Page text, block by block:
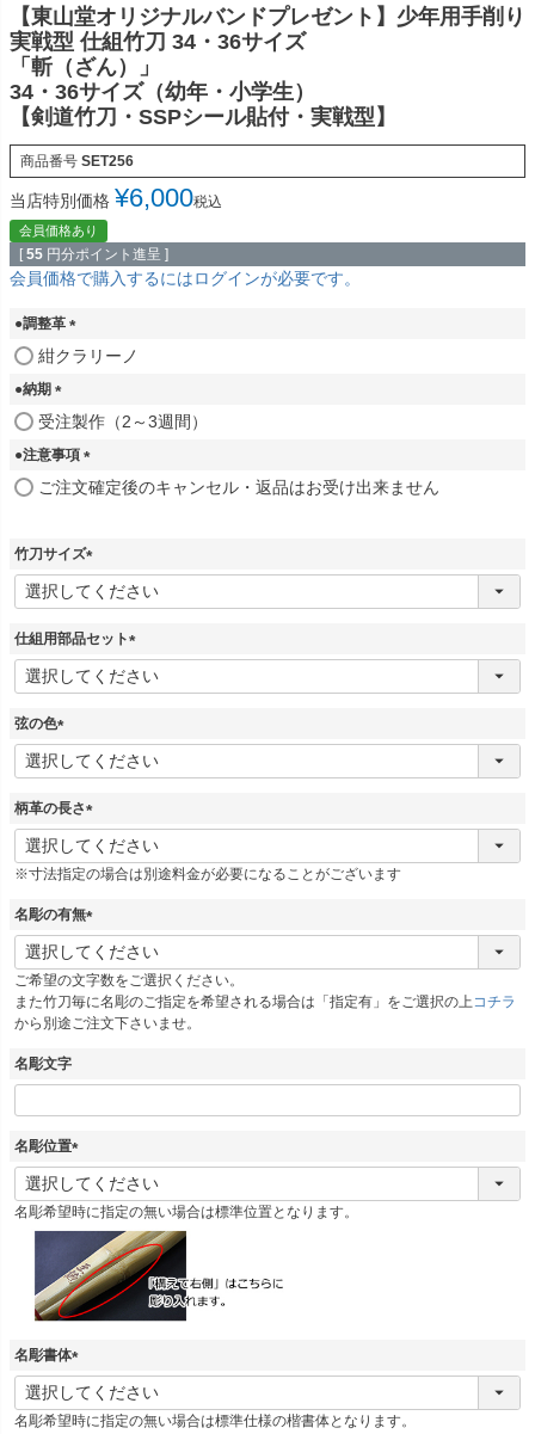
【東山堂オリジナルバンドプレゼント】少年用手削り
実戦型 仕組竹刀 34・36サイズ
「斬（ざん）」
34・36サイズ（幼年・小学生）
【剣道竹刀・SSPシール貼付・実戦型】
商品番号 SET256
当店特別価格 ¥6,000税込
会員価格あり
[ 55 円分ポイント進呈 ]
会員価格で購入するにはログインが必要です。
●調整革
)
紺クラリーノ
●納期
(
須
)
受注製作（2～3週間）
●注意事項
(
)
ご注文確定後のキャンセル・返品はお受け出来ません
竹刀サイズ
(
必
)
仕組用部品セット
(
必
弦の色
(
必
)
柄革の長さ
(
必
須
※寸法指定の場合は別途料金が必要になることがございます
名彫の有無
(
必
須
)
ご希望の文字数をご選択ください。
また竹刀毎に名彫のご指定を希望される場合は「指定有」をご選択の上 コチラ
から別途ご注文下さいませ。
名彫文字
名彫位置
(
必
須
)
名彫希望時に指定の無い場合は標準位置となります。
名彫書体
(
必
須
名彫希望時に指定の無い場合は標準仕様の楷書体となります。